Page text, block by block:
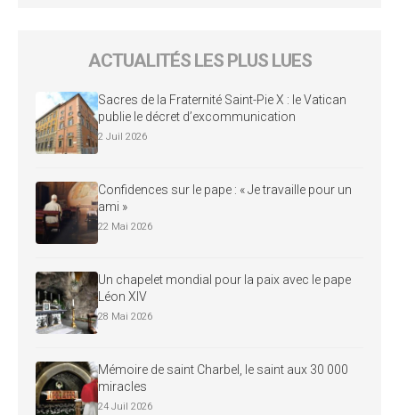
ACTUALITÉS LES PLUS LUES
Sacres de la Fraternité Saint-Pie X : le Vatican
publie le décret d’excommunication
2 Juil 2026
Confidences sur le pape : « Je travaille pour un
ami »
22 Mai 2026
Un chapelet mondial pour la paix avec le pape
Léon XIV
28 Mai 2026
Mémoire de saint Charbel, le saint aux 30 000
miracles
24 Juil 2026